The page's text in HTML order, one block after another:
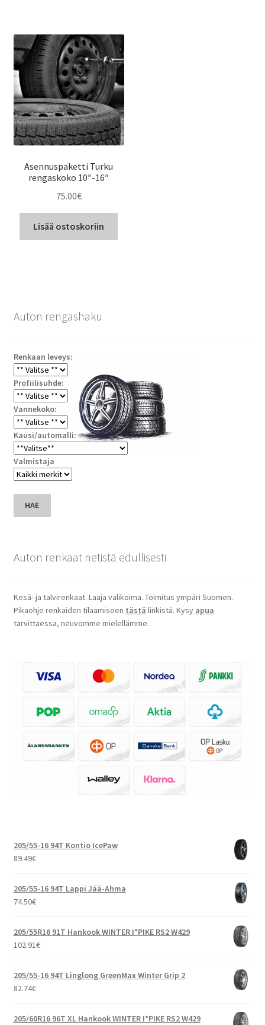
Asennuspaketti Turku
rengaskoko 10″-16″
75.00€
Lisää ostoskoriin
Auton rengashaku
Renkaan leveys:
Profiilisuhde:
Vannekoko:
Kausi/automalli:
Valmistaja
HAE
Auton renkaat netistä edullisesti
Kesä- ja talvirenkaat. Laaja valikoima. Toimitus ympäri Suomen.
Pikaohje renkaiden tilaamiseen tästä linkistä. Kysy apua
tarvittaessa, neuvomme mielellämme.
205/55-16 94T Kontio IcePaw
89.49€
205/55-16 94T Lappi Jää-Ahma
74.50€
205/55R16 91T Hankook WINTER I*PIKE RS2 W429
102.91€
205/55-16 94T Linglong GreenMax Winter Grip 2
82.74€
205/60R16 96T XL Hankook WINTER I*PIKE RS2 W429